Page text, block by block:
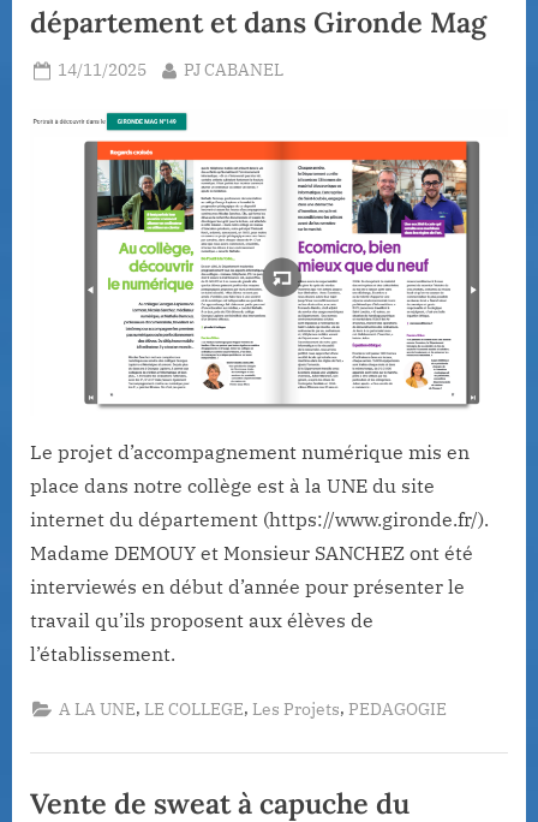
département et dans Gironde Mag
Posted
14/11/2025 By
PJ CABANEL
Le projet d’accompagnement numérique mis en
place dans notre collège est à la UNE du site
internet du département (https://www.gironde.fr/).
Madame DEMOUY et Monsieur SANCHEZ ont été
interviewés en début d’année pour présenter le
travail qu’ils proposent aux élèves de
l’établissement.
A LA UNE,LE COLLEGE,Les Projets,PEDAGOGIE
Vente de sweat à capuche du